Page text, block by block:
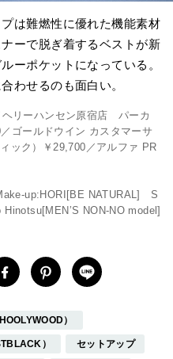
は難燃性に優れた機能素材
ーで脱ぎ着するベストが新
ーポケットになっている。
わせるのも面白い。
リーハンセン原宿店 パーカ
ゴールドウイン カスタマーサ
ック）￥29,700／アルファ PR
up:HORI[BE NATURAL] S
NON-NO model]
）
） セットアップ